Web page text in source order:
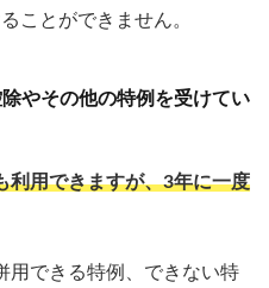
ことができません。
やその他の特例を受けてい
利用できますが、3年に一度
用できる特例、できない特